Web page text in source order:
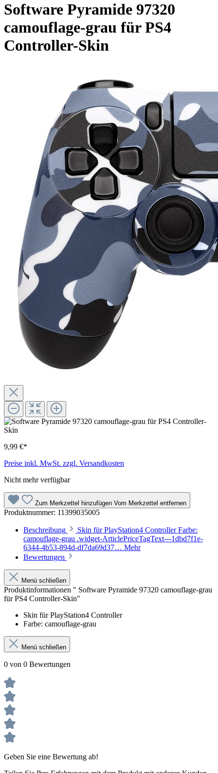
Software Pyramide 97320
camouflage-grau für PS4
Controller-Skin
9,99 €*
Preise inkl. MwSt. zzgl. Versandkosten
Nicht mehr verfügbar
Zum Merkzettel hinzufügen Vom Merkzettel entfernen
Produktnummer: 11399035005
Beschreibung
Skin für PlayStation4 Controller Farbe:
camouflage-grau .widget-ArticlePriceTagText---1dbd7f1e-
6344-4b53-894d-df7da69d37… Mehr
Bewertungen
Menü schließen
Produktinformationen " Software Pyramide 97320 camouflage-grau
für PS4 Controller-Skin"
Skin für PlayStation4 Controller
Farbe: camouflage-grau
Menü schließen
0 von 0 Bewertungen
Geben Sie eine Bewertung ab!